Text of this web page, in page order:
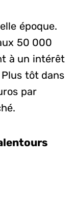
époque.
50 000
à un intérêt
tôt dans
par